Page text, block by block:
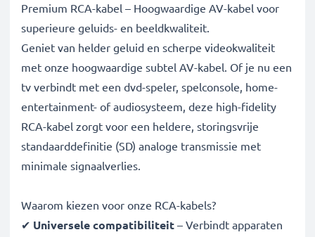
Premium RCA-kabel – Hoogwaardige AV-kabel voor
superieure geluids- en beeldkwaliteit.
Geniet van helder geluid en scherpe videokwaliteit
met onze hoogwaardige subtel AV-kabel. Of je nu een
tv verbindt met een dvd-speler, spelconsole, home-
entertainment- of audiosysteem, deze high-fidelity
RCA-kabel zorgt voor een heldere, storingsvrije
standaarddefinitie (SD) analoge transmissie met
minimale signaalverlies.
Waarom kiezen voor onze RCA-kabels?
✔ Universele compatibiliteit – Verbindt apparaten